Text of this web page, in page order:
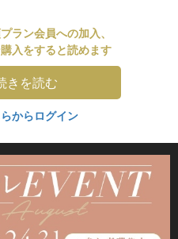
ラン会員への加入、
入をすると読めます
きを読む
からログイン